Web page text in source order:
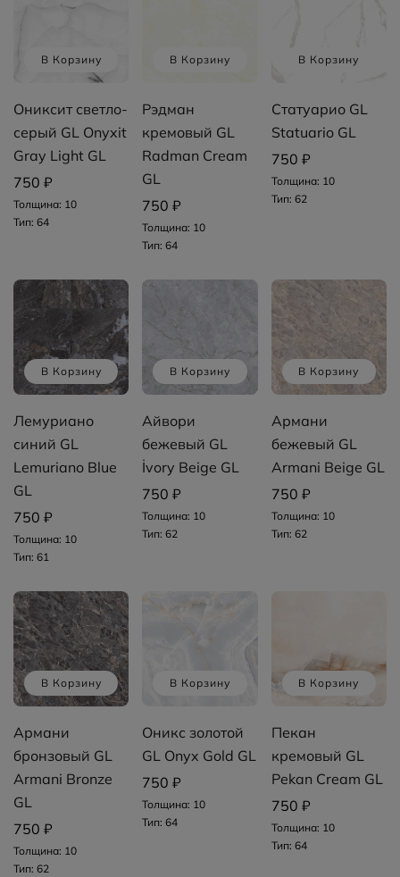
В Корзину
Ониксит светло-
серый GL Onyxit
Gray Light GL
750 ₽
Толщина: 10
Тип: 64
В Корзину
Рэдман
кремовый GL
Radman Cream
GL
750 ₽
Толщина: 10
Тип: 64
В Корзину
Статуарио GL
Statuario GL
750 ₽
Толщина: 10
Тип: 62
В Корзину
Лемуриано
синий GL
Lemuriano Blue
GL
750 ₽
Толщина: 10
Тип: 61
В Корзину
Айвори
бежевый GL
İvory Beige GL
750 ₽
Толщина: 10
Тип: 62
В Корзину
Армани
бежевый GL
Armani Beige GL
750 ₽
Толщина: 10
Тип: 62
В Корзину
Армани
бронзовый GL
Armani Bronze
GL
750 ₽
Толщина: 10
Тип: 62
В Корзину
Оникс золотой
GL Onyx Gold GL
750 ₽
Толщина: 10
Тип: 64
В Корзину
Пекан
кремовый GL
Pekan Cream GL
750 ₽
Толщина: 10
Тип: 64